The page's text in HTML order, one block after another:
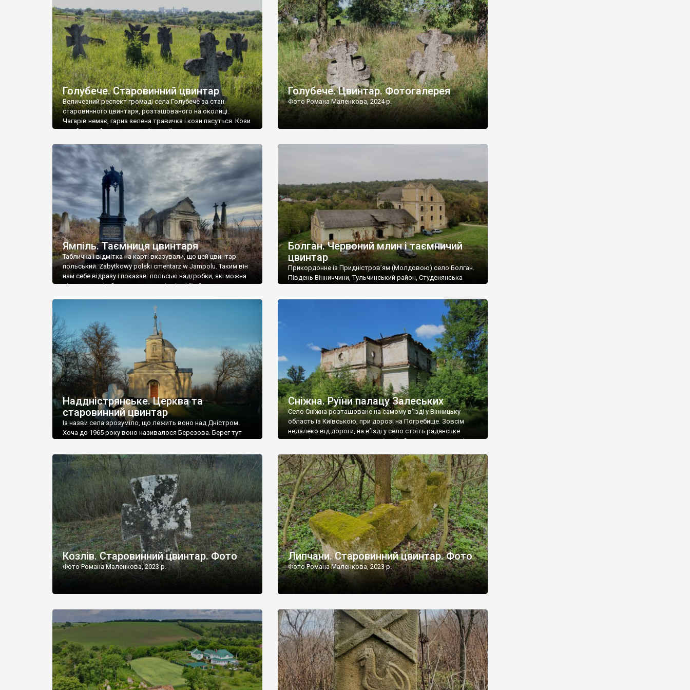
[…]
Голубече. Старовинний цвинтар
Величезний респект громаді села Голубече за стан
старовинного цвинтаря, розташованого на околиці.
Чагарів немає, гарна зелена травичка і кози пасуться. Кози
– найкращий регулятор шкідливої, для старих кладовищ,
бруньками, кози ті бруньки обгризають, бо то улюблений
делікатес. На цвинтарі у Голубечому ціла колекція
різноманітних форм хрестів. Село відносно невелике, […]
Голубече. Цвинтар. Фотогалерея
Фото Романа Маленкова, 2024 р.
Ямпіль. Таємниця цвинтаря
Табличка і відмітка на карті вказували, що цей цвинтар
польський. Zabytkowy polski cmentarz w Jampolu. Таким він
нам себе відразу і показав: польські надгробки, які можна
віднести до фабричних, польські епітафії… Загалом цвинтар
виявилося більше семи гектарів. Перше враження про
абсолютну звичайність польського цвинтаря виявилося
оманливим – […]
Болган. Червоний млин і таємничий
цвинтар
Прикордонне із Придністров’ям (Молдовою) село Болган.
Південь Вінниччини, Тульчинський район, Студенянська
старовинний цвинтар із кам’яними хрестами. Всі епітафії, які
збереглися, написані кирилицею, церковнослов’янською
мовою. За всіма традиційними ознаками – цвинтар
український. Хрести датуються 19 століттям. У 1924-1940
роках Болган […]
Наддністрянське. Церква та
старовинний цвинтар
Із назви села зрозуміло, що лежить воно над Дністром.
Хоча до 1965 року воно називалося Березова. Берег тут
Наддністрянське відрізняється від більшості навколишніх
сіл. У селі є мурована Михайлівська церква. Точної дати […]
Сніжна. Руїни палацу Залеських
Село Сніжна розташоване на самому в’їзді у Вінницьку
область із Київською, при дорозі на Погребище. Зовсім
недалеко від дороги, на в’їзді у село стоїть радянське
рельєфне пано, яке показує жінку і яблуню, а трохи далі,
дороги їх не видно, але видно дві стареньких колії у траві –
[…]
Козлів. Старовинний цвинтар. Фото
Фото Романа Маленкова, 2023 р.
Липчани. Старовинний цвинтар. Фото
Фото Романа Маленкова, 2023 р.